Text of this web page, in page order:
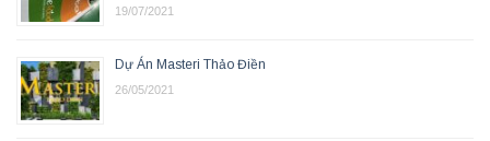
19/07/2021
Dự Án Masteri Thảo Điền
26/05/2021